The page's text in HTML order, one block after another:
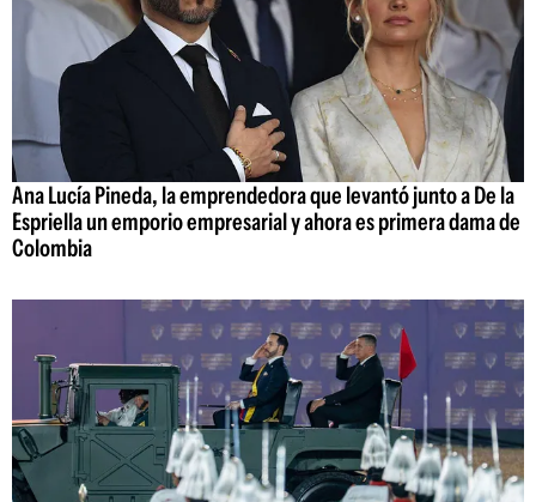
Ana Lucía Pineda, la emprendedora que levantó junto a De la
Espriella un emporio empresarial y ahora es primera dama de
Colombia